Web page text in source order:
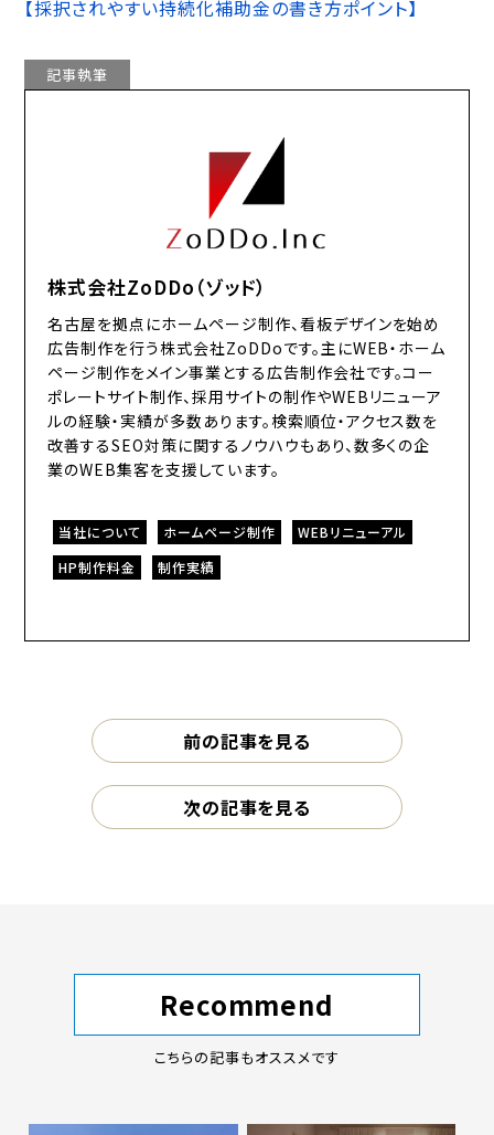
【採択されやすい持続化補助金の書き方ポイント】
記事執筆
株式会社ZoDDo（ゾッド）
名古屋を拠点にホームページ制作、看板デザインを始め
広告制作を行う株式会社ZoDDoです。主にWEB・ホーム
ページ制作をメイン事業とする広告制作会社です。コー
ポレートサイト制作、採用サイトの制作やWEBリニューア
ルの経験・実績が多数あります。検索順位・アクセス数を
改善するSEO対策に関するノウハウもあり、数多くの企
業のWEB集客を支援しています。
当社について ホームページ制作
WEBリニューアル
HP制作料金
制作実績
前の記事を見る
次の記事を見る
Recommend
こちらの記事もオススメです